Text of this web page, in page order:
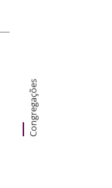
Congregações